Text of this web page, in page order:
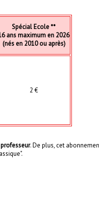
Spécial Ecole **
ans maximum en 2026
(nés en 2010 ou après)
2 €
. De plus, cet